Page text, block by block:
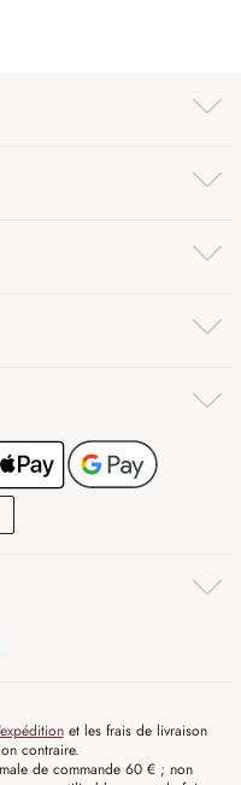
et les frais de livraison
contraire.
de commande 60 € ; non